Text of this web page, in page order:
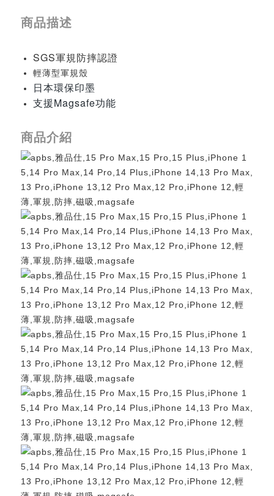
商品描述
SGS軍規防摔認證
輕薄型軍規殼
日本環保印墨
支援Magsafe功能
商品介紹
重取驗證碼
記住帳號
忘記您的密碼了?